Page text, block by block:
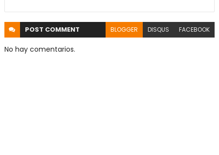
POST COMMENT BLOGGER DISQUS FACEBOOK
No hay comentarios.